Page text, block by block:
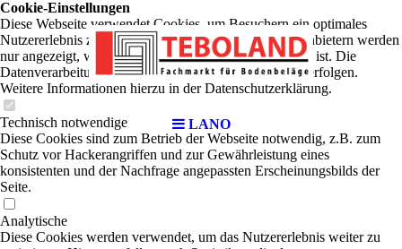
LANO
Cookie-Einstellungen
Diese Webseite verwendet Cookies, um Besuchern ein optimales
Nutzererlebnis zu bieten. Bestimmte Inhalte von Drittanbietern werden
nur angezeigt, wenn die entsprechende Option aktiviert ist. Die
Datenverarbeitung kann dann auch in einem Drittland erfolgen.
Weitere Informationen hierzu in der Datenschutzerklärung.
Technisch notwendige
Diese Cookies sind zum Betrieb der Webseite notwendig, z.B. zum
Schutz vor Hackerangriffen und zur Gewährleistung eines
konsistenten und der Nachfrage angepassten Erscheinungsbilds der
Seite.
Analytische
Diese Cookies werden verwendet, um das Nutzererlebnis weiter zu